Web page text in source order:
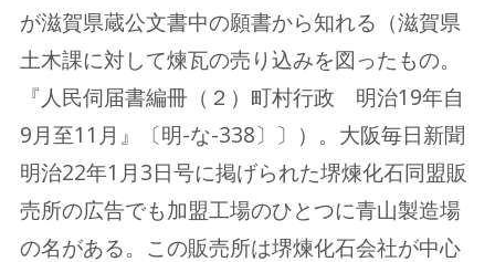
が滋賀県蔵公文書中の願書から知れる（滋賀県
土木課に対して煉瓦の売り込みを図ったもの。
『人民伺届書編冊（２）町村行政 明治19年自
9月至11月』〔明-な-338〕〕）。大阪毎日新聞
明治22年1月3日号に掲げられた堺煉化石同盟販
売所の広告でも加盟工場のひとつに青山製造場
の名がある。この販売所は堺煉化石会社が中心